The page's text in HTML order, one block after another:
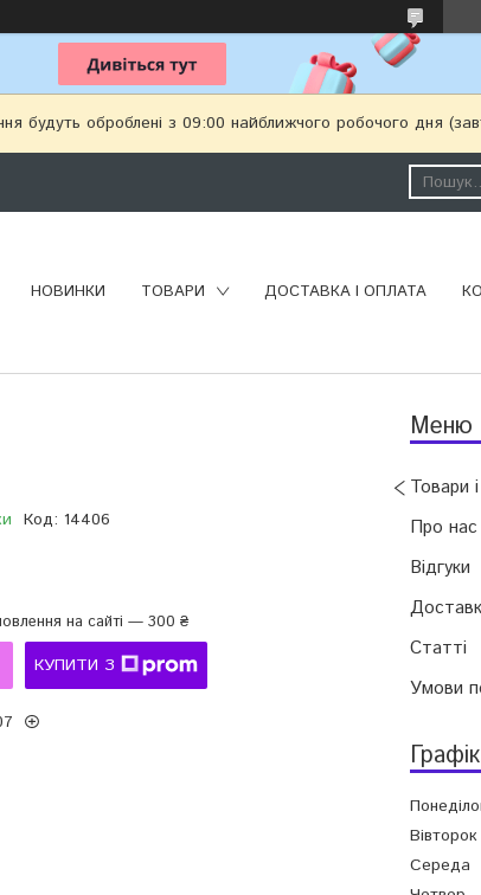
будуть оброблені з 09:00 найближчого робочого дня
НОВИНКИ ТОВАРИ ДОСТАВКА І ОПЛАТА
Товари
Про нас
Відгуки
Статті
Умови
Вівторок
Середа
Код: 14406
на сайті — 300 ₴
КУПИТИ З